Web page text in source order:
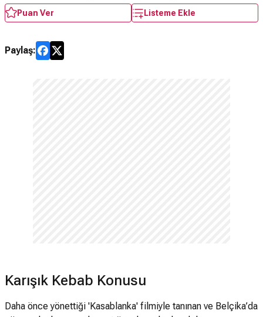
Puan Ver Listeme Ekle
Paylaş:
Karışık Kebab Konusu
Daha önce yönettiği 'Kasablanka' filmiyle tanınan ve Belçika’da